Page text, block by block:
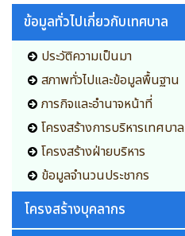
ข้อมูลทั่วไปเกี่ยวกับเทศบาล
ประวัติความเป็นมา
สภาพทั่วไปและข้อมูลพื้นฐาน
ภารกิจและอำนาจหน้าที่
โครงสร้างการบริหารเทศบาล
โครงสร้างฝ่ายบริหาร
ข้อมูลจำนวนประชากร
โครงสร้างบุคลากร